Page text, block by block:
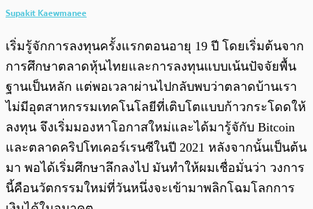
Supakit Kaewmanee
เริ่มรู้จักการลงทุนครั้งแรกตอนอายุ 19 ปี โดยเริ่มต้นจาก
การศึกษาตลาดหุ้นไทยและการลงทุนแบบเน้นปัจจัยพื้น
ฐานเป็นหลัก แต่พอเวลาผ่านไปกลับพบว่าตลาดบ้านเรา
ไม่มีอุตสาหกรรมเทคโนโลยีที่เติบโตแบบก้าวกระโดดให้
ลงทุน จึงเริ่มมองหาโอกาสใหม่และได้มารู้จักับ Bitcoin
และตลาดคริปโทเคอร์เรนซีในปี 2021 หลังจากนั้นเป็นต้น
มา พอได้เริ่มศึกษาลึกลงไป มันทำให้ผมเชื่อมั่นว่า วงการ
นี้คือนวัตกรรมใหม่ที่วันหนึ่งจะเข้ามาพลิกโฉมโลกการ